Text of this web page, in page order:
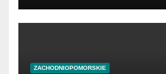
ZACHODNIOPOMORSKIE